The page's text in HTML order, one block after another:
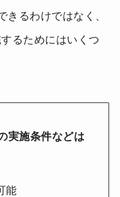
きるわけではなく、
るためにはいくつ
実施条件などは
能